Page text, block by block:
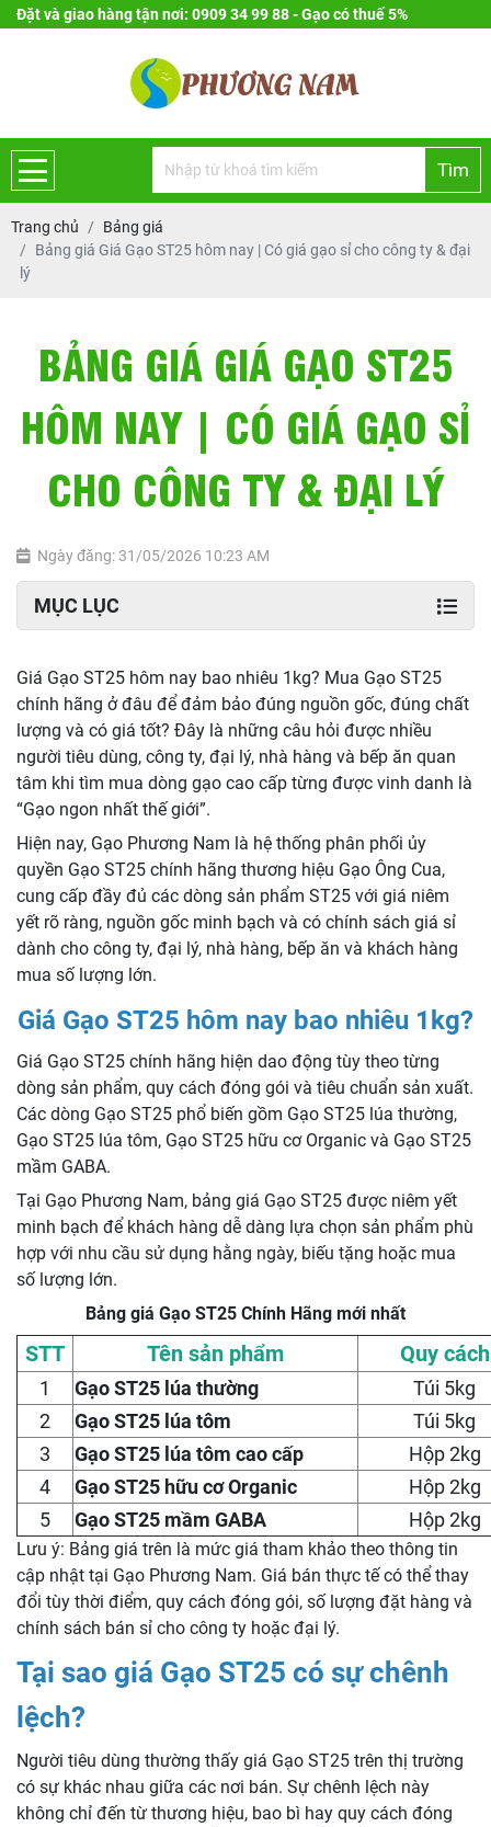
Đặt và giao hàng tận nơi: 0909 34 99 88 - Gạo có thuế 5%
Tìm
Trang chủ
Bảng giá
Bảng giá Giá Gạo ST25 hôm nay | Có giá gạo sỉ cho công ty & đại
lý
BẢNG GIÁ GIÁ GẠO ST25
HÔM NAY | CÓ GIÁ GẠO SỈ
CHO CÔNG TY & ĐẠI LÝ
Ngày đăng: 31/05/2026 10:23 AM
MỤC LỤC
Giá Gạo ST25 hôm nay bao nhiêu 1kg? Mua Gạo ST25
chính hãng ở đâu để đảm bảo đúng nguồn gốc, đúng chất
lượng và có giá tốt? Đây là những câu hỏi được nhiều
người tiêu dùng, công ty, đại lý, nhà hàng và bếp ăn quan
tâm khi tìm mua dòng gạo cao cấp từng được vinh danh là
“Gạo ngon nhất thế giới”.
Hiện nay, Gạo Phương Nam là hệ thống phân phối ủy
quyền Gạo ST25 chính hãng thương hiệu Gạo Ông Cua,
cung cấp đầy đủ các dòng sản phẩm ST25 với giá niêm
yết rõ ràng, nguồn gốc minh bạch và có chính sách giá sỉ
dành cho công ty, đại lý, nhà hàng, bếp ăn và khách hàng
mua số lượng lớn.
Giá Gạo ST25 hôm nay bao nhiêu 1kg?
Giá Gạo ST25 chính hãng hiện dao động tùy theo từng
dòng sản phẩm, quy cách đóng gói và tiêu chuẩn sản xuất.
Các dòng Gạo ST25 phổ biến gồm Gạo ST25 lúa thường,
Gạo ST25 lúa tôm, Gạo ST25 hữu cơ Organic và Gạo ST25
mầm GABA.
Tại Gạo Phương Nam, bảng giá Gạo ST25 được niêm yết
minh bạch để khách hàng dễ dàng lựa chọn sản phẩm phù
hợp với nhu cầu sử dụng hằng ngày, biếu tặng hoặc mua
số lượng lớn.
Bảng giá Gạo ST25 Chính Hãng mới nhất
STT Tên sản phẩm Quy cách
1 Gạo ST25 lúa thường
Túi 5kg
2
Gạo ST25 lúa tôm
Túi 5kg
3
Gạo ST25 lúa tôm cao cấp
Hộp 2kg
4
Gạo ST25 hữu cơ Organic
Hộp 2kg
5
Gạo ST25 mầm GABA Hộp 2kg
Lưu ý: Bảng giá trên là mức giá tham khảo theo thông tin
cập nhật tại Gạo Phương Nam. Giá bán thực tế có thể thay
đổi tùy thời điểm, quy cách đóng gói, số lượng đặt hàng và
chính sách bán sỉ cho công ty hoặc đại lý.
Tại sao giá Gạo ST25 có sự chênh
lệch?
Người tiêu dùng thường thấy giá Gạo ST25 trên thị trường
có sự khác nhau giữa các nơi bán. Sự chênh lệch này
không chỉ đến từ thương hiệu, bao bì hay quy cách đóng